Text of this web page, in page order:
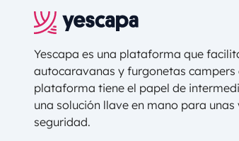
Yescapa es una plataforma que
autocaravanas y furgonetas campers
plataforma tiene el papel de
una solución llave en mano para
seguridad.